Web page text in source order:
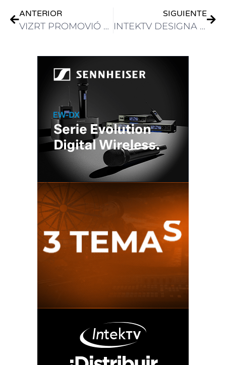
ANTERIOR
VIZRT PROMOVIÓ A THOMAS NELSON COMO VP GLOBAL KEY CUSTOMER ACCOUNTS
SIGUIENTE
INTEKTV DESIGNA A VIDEOELEC COMO REPRESENTANTE DE SKAARHOJ PARA COLOMBIA